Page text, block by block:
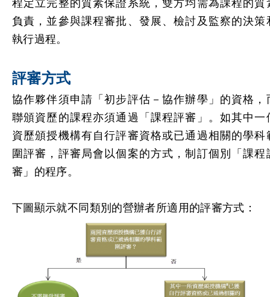
程定立完整的質素保證系統，雙方均需為課程的質
負責，並參與課程審批、發展、檢討及監察的決策
執行過程。
評審方式
協作夥伴須申請「初步評估－協作辦學」的資格，
聯頒資歷的課程亦須通過「課程評審」。如其中一
資歷頒授機構有自行評審資格或已通過相關的學科
圍評審，評審局會以個案的方式，制訂個別「課程
審」的程序。
下圖顯示就不同類別的營辦者所適用的評審方式：